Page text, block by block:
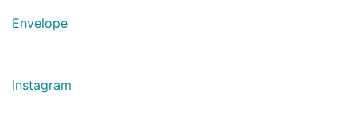
Envelope
Instagram